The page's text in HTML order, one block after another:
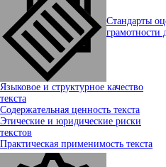
Стандарты
грамотности
Языковое и структурное качество
текста
Содержательная ценность текста
Этические и юридические риски
текстов
Практическая применимость текста